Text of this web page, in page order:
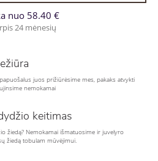
nuo 58.40 €
24 mėnesių
juos prižiūrėsime mes, pakaks atvykti
nemokamai
keitimas
žiedą? Nemokamai išmatuosime ir juvelyro
žiedą tobulam mūvėjimui.